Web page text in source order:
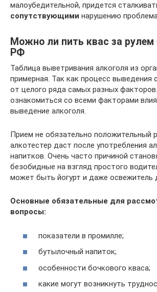
малоубедительной, придется
сопутствующими нарушению
Можно ли пить квас за рулем
РФ
Таблица выветривания алкоголя из
примерная. Так как процесс выведения
от целого ряда самых разных
ознакомиться со всеми факторами
выведение алкоголя.
Прием не обязательно положительный
алкотестер даст после употребления
напитков. Очень часто причиной
безобидные на взгляд простого
может быть йогурт и даже освежитель
Основные обязательные для
вопросы:
показатели в промилле;
бутылочный напиток;
особенности бочкового кваса;
какие могут возникнуть